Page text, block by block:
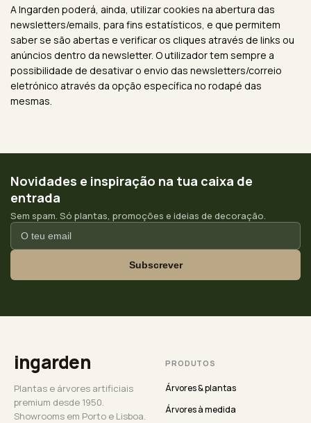
A Ingarden poderá, ainda, utilizar cookies na abertura das
newsletters/emails, para fins estatísticos, e que permitem
saber se são abertas e verificar os cliques através de links ou
anúncios dentro da newsletter. O utilizador tem sempre a
possibilidade de desativar o envio das newsletters/correio
eletrónico através da opção específica no rodapé das
mesmas.
Novidades e inspiração na tua caixa de
entrada
Sem spam. Só plantas, promoções e ideias de decoração.
Subscrever
ingarden
Plantas e árvores artificiais
premium desde 1950.
Showrooms em Porto e Lisboa.
PRODUTOS
Árvores & plantas
Árvores à medida